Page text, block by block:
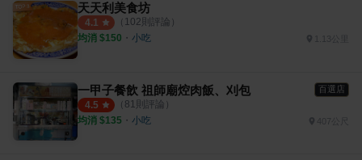
天天利美食坊
4.1 （ 102則評論）
均消 $150 ・ 小吃
一甲子餐飲 祖師廟焢肉飯、刈包 百選店
4.5 （ 81則評論）
均消 $135 ・ 小吃 407公尺